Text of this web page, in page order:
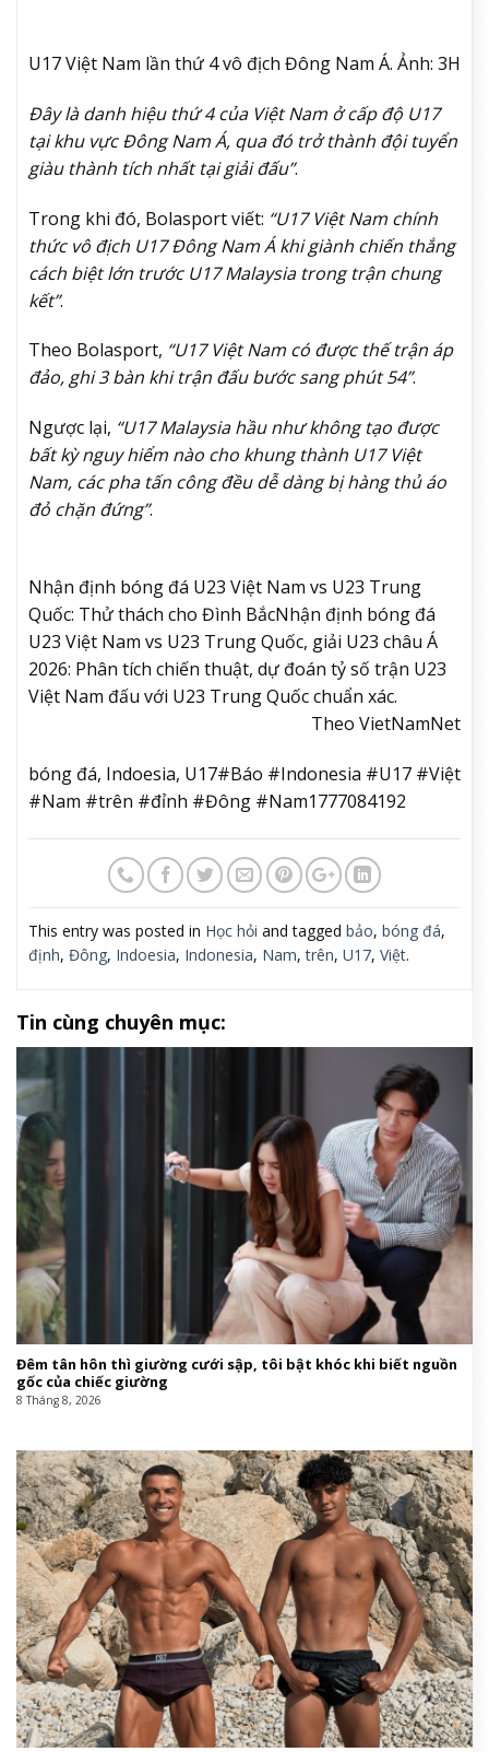
U17 Việt Nam lần thứ 4 vô địch Đông Nam Á. Ảnh: 3H
Đây là danh hiệu thứ4 của Việt Nam ở cấp độ U17
tại khu vực Đông Nam Á, qua đó trở thành đội tuyển
giàu thành tích nhất tại giải đấu”.
Trong khi đó, Bolasport viết: “U17 Việt Nam chính
thức vô địch U17 Đông Nam Á khi giành chiến thắng
cách biệt lớn trước U17 Malaysia trong trận chung
kết”.
Theo Bolasport, “U17 Việt Nam có được thế trận áp
đảo, ghi 3 bàn khi trận đấu bước sang phút 54”.
Ngược lại, “U17 Malaysia hầu như không tạo được
bất kỳ nguy hiểm nào cho khung thành U17 Việt
Nam, các pha tấn công đều dễ dàng bị hàng thủ áo
đỏ chặn đứng”.
Nhận định bóng đá U23 Việt Nam vs U23 Trung
Quốc: Thử thách cho Đình BắcNhận định bóng đá
U23 Việt Nam vs U23 Trung Quốc, giải U23 châu Á
2026: Phân tích chiến thuật, dự đoán tỷ số trận U23
Việt Nam đấu với U23 Trung Quốc chuẩn xác.
Theo VietNamNet
bóng đá, Indoesia, U17#Báo #Indonesia #U17 #Việt
#Nam #trên #đỉnh #Đông #Nam1777084192
This entry was posted in Học hỏi and tagged bảo, bóng đá,
định, Đông, Indoesia, Indonesia, Nam,trên, U17, Việt.
Tin cùng chuyên mục:
Đêm tân hôn thì giường cưới sập, tôi bật khóc khi biết nguồn
gốc của chiếc giường
8 Tháng 8, 2026